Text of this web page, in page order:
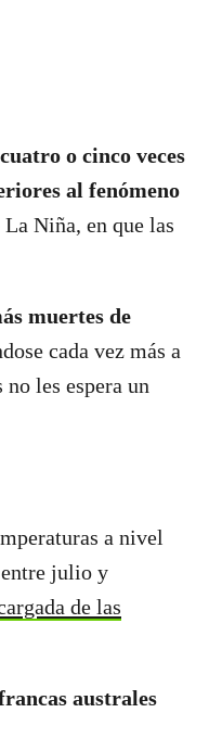
o cinco veces
al fenómeno
Niña, en que las
muertes de
cada vez más a
les espera un
a nivel
entre julio y
de las
australes